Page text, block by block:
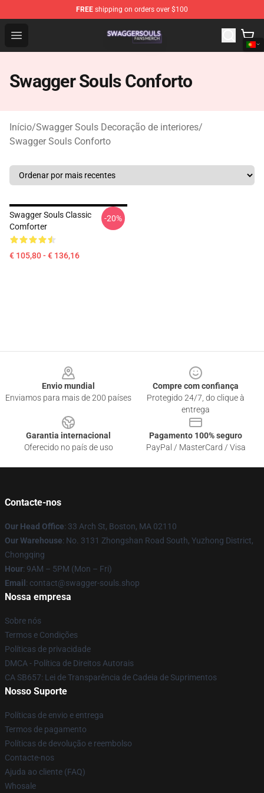
FREE shipping on orders over $100
Open menu
Swagger Souls Shop - Official Swagger Souls
Swagger Souls Conforto
Início/Swagger Souls Decoração de interiores/
Swagger Souls Conforto
Swagger Souls Classic
Comforter
€ 105,80 - € 136,16
-20%
Envio mundial
Enviamos para mais de 200 países
Compre com confiança
Protegido 24/7, do clique à
entrega
Garantia internacional
Oferecido no país de uso
Pagamento 100% seguro
PayPal / MasterCard / Visa
Contacte-nos
Our Head Office: 33 Arch St, Boston, MA 02110
Our Warehouse: No. 3131 Zhongshan Road South, Yuzhong District,
Chongqing
Hour: 9AM – 5PM (Mon – Fri)
Email : contact@swagger-souls.shop
Nossa empresa
Sobre nós
Termos e Condições
Políticas de privacidade
DMCA - Política de Direitos Autorais
CA SB657: Lei de Transparência de Cadeia de Suprimentos
Nosso Suporte
Políticas de envio e entrega
Termos de pagamento
Políticas de devolução e reembolso
Contacte-nos
Ajuda ao cliente (FAQ)
Whosale